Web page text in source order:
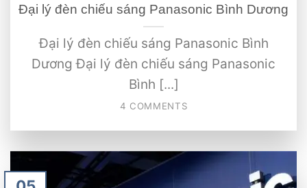
Đại lý đèn chiếu sáng Panasonic Bình Dương
Đại lý đèn chiếu sáng Panasonic Bình
Dương Đại lý đèn chiếu sáng Panasonic
Bình [...]
4 COMMENTS